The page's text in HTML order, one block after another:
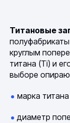
Титановые
круглым
титана (Ti) и
выборе
марка
диаметр